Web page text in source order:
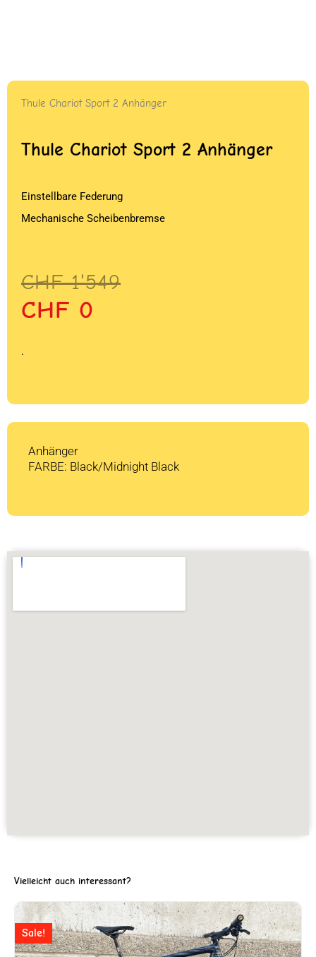
Thule Chariot Sport 2 Anhänger
Thule Chariot Sport 2 Anhänger
Einstellbare Federung
Mechanische Scheibenbremse
CHF1'549
Ursprünglicher
Preis
war:
CHF 1'549
CHF 0
Aktueller
Preis
ist:
CHF 0.
.
Anhänger
FARBE: Black/Midnight Black
Vielleicht auch interessant?
Sale!
Ursprünglicher
Preis
Preis